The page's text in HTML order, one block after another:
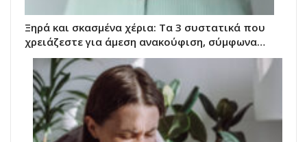
Ξηρά και σκασμένα χέρια: Τα 3 συστατικά που
χρειάζεστε για άμεση ανακούφιση, σύμφωνα…